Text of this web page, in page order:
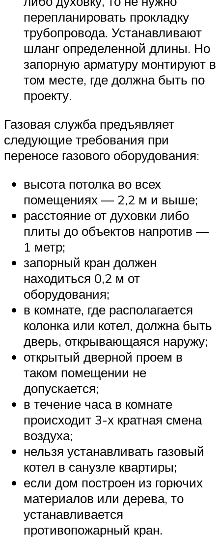
перепланировать прокладку
трубопровода. Устанавливают
шланг определенной длины. Но
запорную арматуру монтируют в
том месте, где должна быть по
проекту.
Газовая служба предъявляет
следующие требования при
переносе газового оборудования:
высота потолка во всех
помещениях — 2,2 м и выше;
расстояние от духовки либо
плиты до объектов напротив —
1 метр;
запорный кран должен
находиться 0,2 м от
оборудования;
в комнате, где располагается
колонка или котел, должна быть
дверь, открывающаяся наружу;
открытый дверной проем в
таком помещении не
допускается;
в течение часа в комнате
происходит 3-х кратная смена
воздуха;
нельзя устанавливать газовый
котел в санузле квартиры;
если дом построен из горючих
материалов или дерева, то
устанавливается
противопожарный кран.